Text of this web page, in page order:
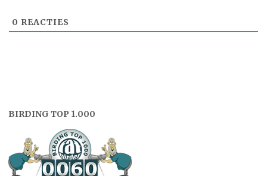
0 REACTIES
BIRDING TOP 1.000